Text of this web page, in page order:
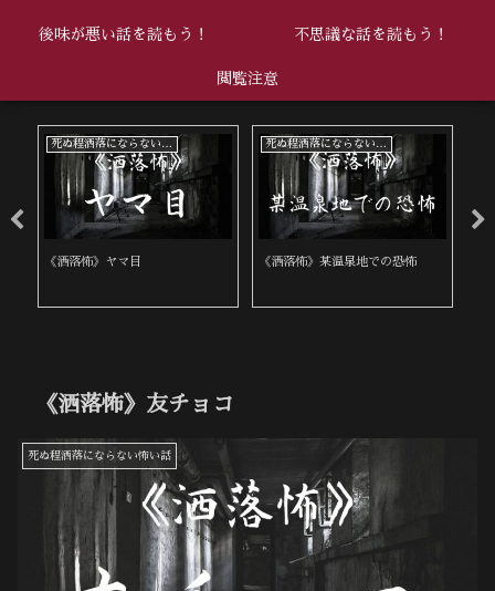
後味が悪い話を読もう！ 不思議な話を読もう！
閲覧注意
死ぬ程洒落にならない怖い話
《洒落怖》ヤマ目
死ぬ程洒落にならない怖い話
《洒落怖》某温泉地での恐怖
《洒落怖》友チョコ
死ぬ程洒落にならない怖い話